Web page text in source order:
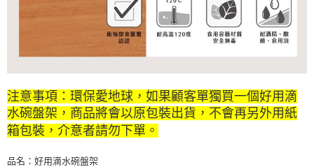
注意事項：環保愛地球，如果顧客單獨買一個好用滴
水碗盤架，商品將會以原包裝出貨，不會再另外用紙
箱包裝，介意者請勿下單。
品名：好用滴水碗盤架